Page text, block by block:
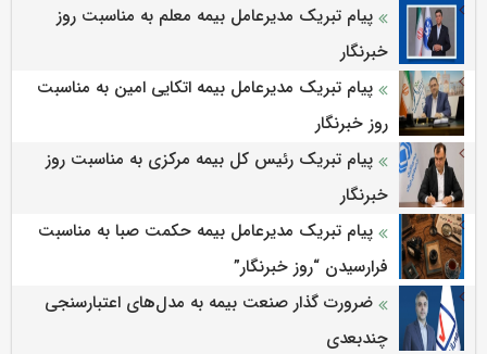
پیام تبریک مدیرعامل بیمه معلم به مناسبت روز
خبرنگار
پیام تبریک مدیرعامل بیمه اتکایی امین به مناسبت
روز خبرنگار
پیام تبریک رئیس کل بیمه مرکزی به مناسبت روز
خبرنگار
پیام تبریک مدیرعامل بیمه حکمت صبا به مناسبت
فرارسیدن “روز خبرنگار”
ضرورت گذار صنعت بیمه به مدل‌های اعتبارسنجی
چندبعدی